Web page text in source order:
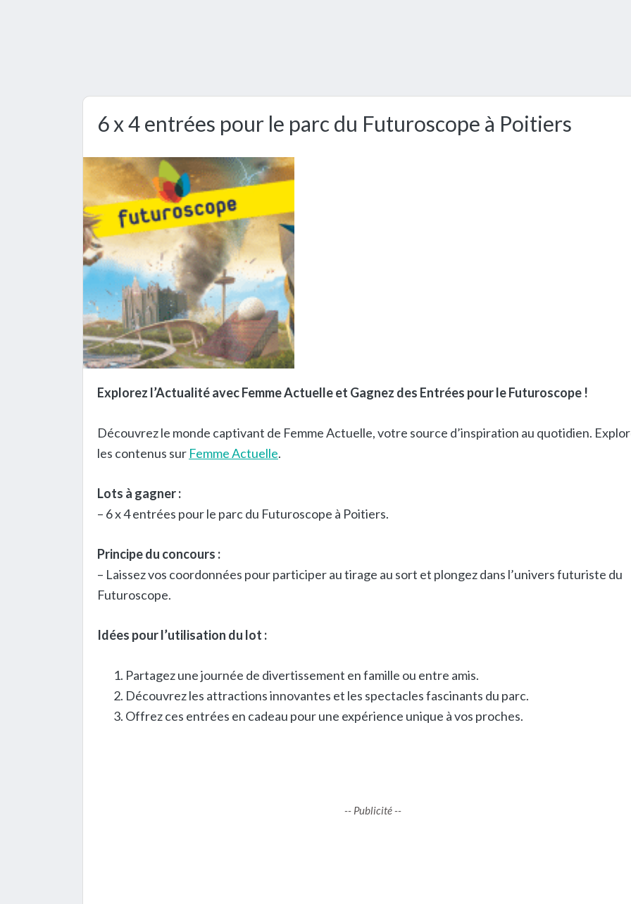
6 x 4 entrées pour le parc du Futuroscope à Poitiers
Explorez l’Actualité avec Femme Actuelle et Gagnez des Entrées pour le Futuroscope !
Découvrez le monde captivant de Femme Actuelle, votre source d’inspiration au quotidien.
les contenus sur Femme Actuelle.
Lots à gagner :
– 6 x 4 entrées pour le parc du Futuroscope à Poitiers.
Principe du concours :
– Laissez vos coordonnées pour participer au tirage au sort et plongez dans l’univers futuriste du
Futuroscope.
Idées pour l’utilisation du lot :
Partagez une journée de divertissement en famille ou entre amis.
Découvrez les attractions innovantes et les spectacles fascinants du parc.
Offrez ces entrées en cadeau pour une expérience unique à vos proches.
-- Publicité --